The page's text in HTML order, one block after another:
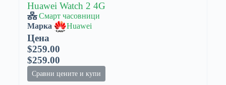
Huawei Watch 2 4G
Смарт часовници
Марка
Huawei
Цена
$259.00
$259.00
Сравни цените и купи